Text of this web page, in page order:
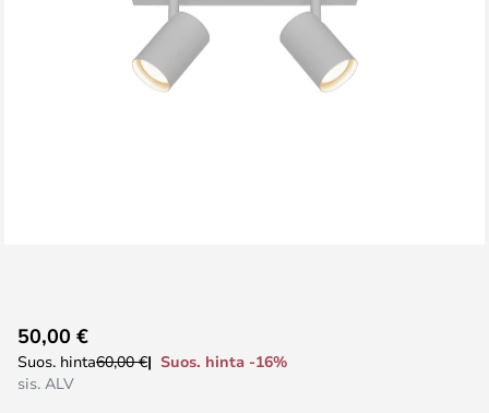
to
the
50,00 €
Suos. hinta60,00 €
Suos. hinta -16%
sis. ALV